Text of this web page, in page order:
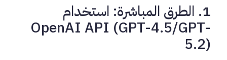
1. الطرق المباشرة: استخدام
OpenAI API (GPT-4.5/GPT-
5.2)